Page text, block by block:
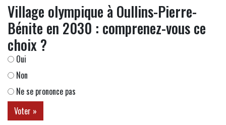
Village olympique à Oullins-Pierre-
Bénite en 2030 : comprenez-vous ce
choix ?
Oui
Non
Ne se prononce pas